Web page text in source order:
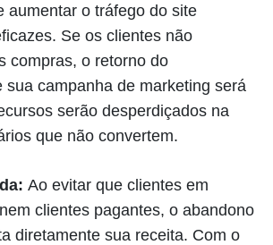
aumentar o tráfego do site
Se os clientes não
compras, o retorno do
sua campanha de marketing será
serão desperdiçados na
que não convertem.
Ao evitar que clientes em
clientes pagantes, o abandono
diretamente sua receita. Com o